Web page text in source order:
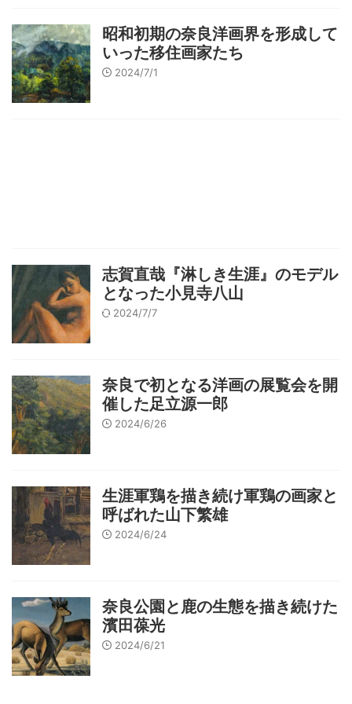
昭和初期の奈良洋画界を形成して
いった移住画家たち
2024/7/1
志賀直哉『淋しき生涯』のモデル
となった小見寺八山
2024/7/7
奈良で初となる洋画の展覧会を開
催した足立源一郎
2024/6/26
生涯軍鶏を描き続け軍鶏の画家と
呼ばれた山下繁雄
2024/6/24
奈良公園と鹿の生態を描き続けた
濱田葆光
2024/6/21